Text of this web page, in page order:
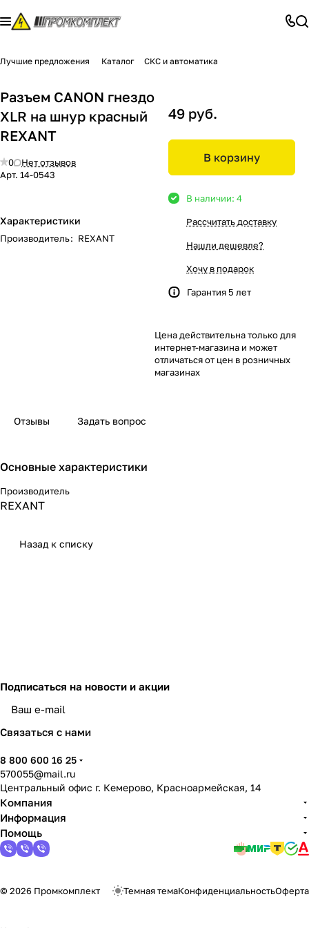
Лучшие предложения Каталог СКС и автоматика
Разъем CANON гнездо
XLR на шнур красный
REXANT
0
Нет отзывов
Арт. 14-0543
Характеристики
Производитель: REXANT
49 руб.
В корзину
В наличии: 4
Рассчитать доставку
Нашли дешевле?
Хочу в подарок
Гарантия 5 лет
Цена действительна только для
интернет-магазина и может
отличаться от цен в розничных
магазинах
Отзывы Задать вопрос
Основные характеристики
Производитель
REXANT
Назад к списку
Подписаться на новости и акции
Связаться с нами
8 800 600 16 25
570055@mail.ru
Центральный офис г. Кемерово, Красноармейская, 14
Компания
Информация
Помощь
© 2026 Промкомплект Темная темаКонфиденциальностьОферта